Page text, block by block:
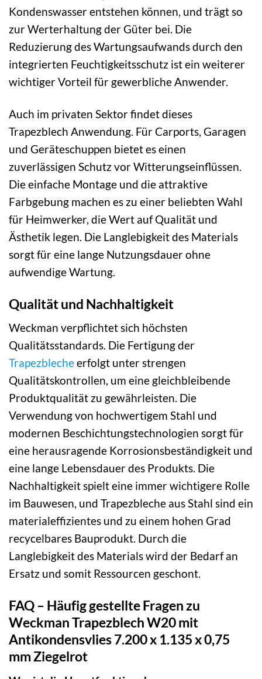
Kondenswasser entstehen können, und trägt so
zur Werterhaltung der Güter bei. Die
Reduzierung des Wartungsaufwands durch den
integrierten Feuchtigkeitsschutz ist ein weiterer
wichtiger Vorteil für gewerbliche Anwender.
Auch im privaten Sektor findet dieses
Trapezblech Anwendung. Für Carports, Garagen
und Geräteschuppen bietet es einen
zuverlässigen Schutz vor Witterungseinflüssen.
Die einfache Montage und die attraktive
Farbgebung machen es zu einer beliebten Wahl
für Heimwerker, die Wert auf Qualität und
Ästhetik legen. Die Langlebigkeit des Materials
sorgt für eine lange Nutzungsdauer ohne
aufwendige Wartung.
Qualität und Nachhaltigkeit
Weckman verpflichtet sich höchsten
Qualitätsstandards. Die Fertigung der
Trapezblecheerfolgt unter strengen
Qualitätskontrollen, um eine gleichbleibende
Produktqualität zu gewährleisten. Die
Verwendung von hochwertigem Stahl und
modernen Beschichtungstechnologien sorgt für
eine herausragende Korrosionsbeständigkeit und
eine lange Lebensdauer des Produkts. Die
Nachhaltigkeit spielt eine immer wichtigere Rolle
im Bauwesen, und Trapezbleche aus Stahl sind ein
materialeffizientes und zu einem hohen Grad
recycelbares Bauprodukt. Durch die
Langlebigkeit des Materials wird der Bedarf an
Ersatz und somit Ressourcen geschont.
FAQ – Häufig gestellte Fragen zu
Weckman Trapezblech W20 mit
Antikondensvlies 7.200 x 1.135 x 0,75
mm Ziegelrot